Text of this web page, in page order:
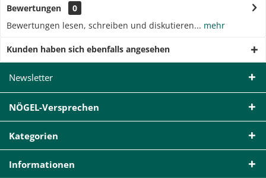
Bewertungen
0
Bewertungen lesen, schreiben und diskutieren... mehr
Kunden haben sich ebenfalls angesehen
Newsletter
NÖGEL-Versprechen
Kategorien
Informationen